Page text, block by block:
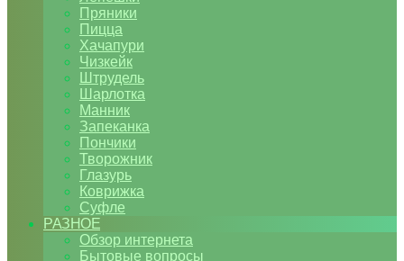
Пряники
Пицца
Хачапури
Чизкейк
Штрудель
Шарлотка
Манник
Запеканка
Пончики
Творожник
Глазурь
Коврижка
Суфле
РАЗНОЕ
Обзор интернета
Бытовые вопросы